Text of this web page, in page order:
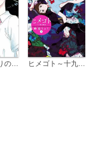
ヒメゴト～十九歳の制服～